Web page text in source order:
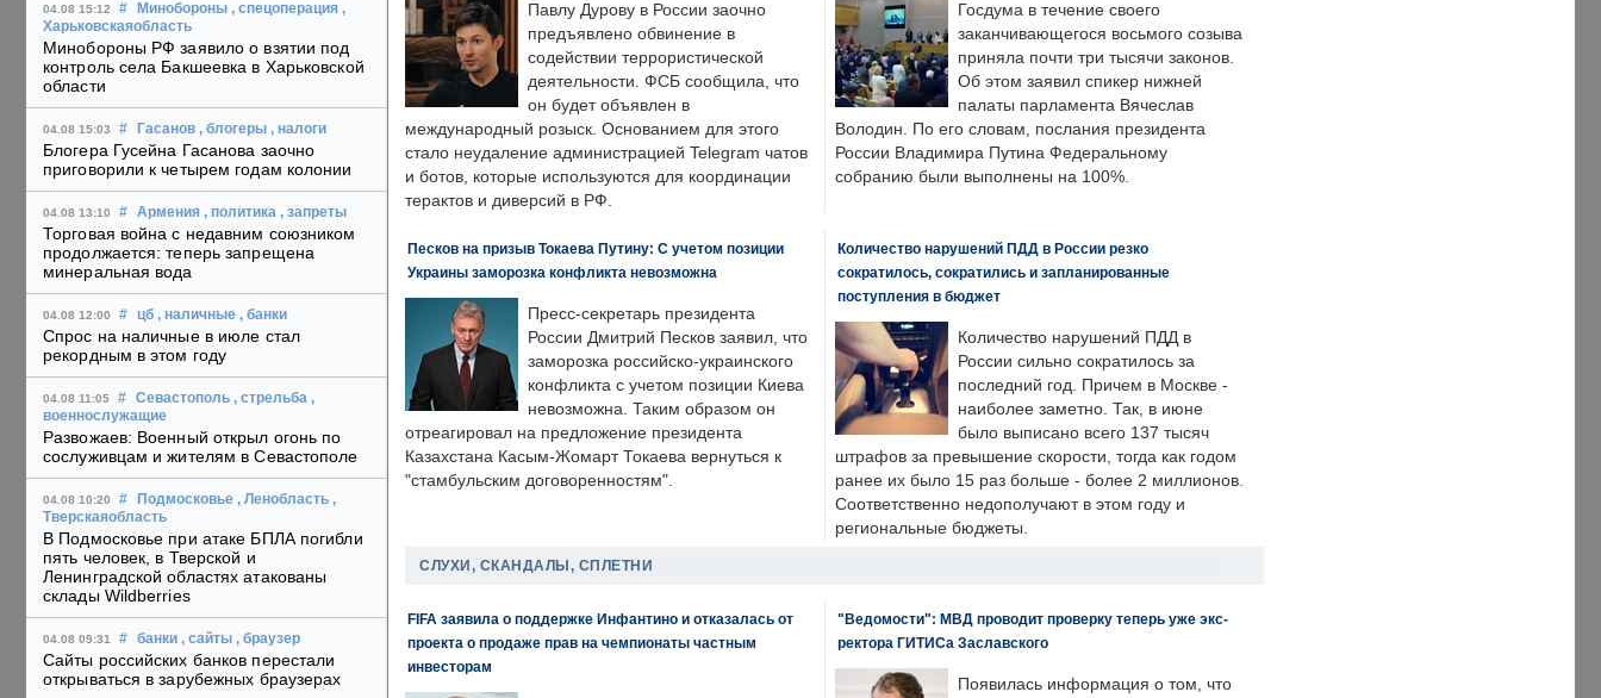
04.08 15:12 # Минобороны , спецоперация ,
Харьковскаяобласть
Минобороны РФ заявило о взятии под
контроль села Бакшеевка в Харьковской
области
04.08 15:03 # Гасанов , блогеры , налоги
Блогера Гусейна Гасанова заочно
приговорили к четырем годам колонии
04.08 13:10 # Армения , политика , запреты
Торговая война с недавним союзником
продолжается: теперь запрещена
минеральная вода
04.08 12:00 # цб , наличные , банки
Спрос на наличные в июле стал
рекордным в этом году
04.08 11:05 # Севастополь , стрельба ,
военнослужащие
Развожаев: Военный открыл огонь по
сослуживцам и жителям в Севастополе
04.08 10:20 # Подмосковье , Ленобласть ,
Тверскаяобласть
В Подмосковье при атаке БПЛА погибли
пять человек, в Тверской и
Ленинградской областях атакованы
склады Wildberries
04.08 09:31 # банки , сайты , браузер
Сайты российских банков перестали
открываться в зарубежных браузерах
Павлу Дурову в России заочно
предъявлено обвинение в
содействии террористической
деятельности. ФСБ сообщила, что
он будет объявлен в
международный розыск. Основанием для этого
стало неудаление администрацией Telegram чатов
и ботов, которые используются для координации
терактов и диверсий в РФ.
Госдума в течение своего
заканчивающегося восьмого созыва
приняла почти три тысячи законов.
Об этом заявил спикер нижней
палаты парламента Вячеслав
Володин. По его словам, послания президента
России Владимира Путина Федеральному
собранию были выполнены на 100%.
Песков на призыв Токаева Путину: С учетом позиции
Украины заморозка конфликта невозможна
Пресс-секретарь президента
России Дмитрий Песков заявил, что
заморозка российско-украинского
конфликта с учетом позиции Киева
невозможна. Таким образом он
отреагировал на предложение президента
Казахстана Касым-Жомарт Токаева вернуться к
"стамбульским договоренностям".
Количество нарушений ПДД в России резко
сократилось, сократились и запланированные
поступления в бюджет
Количество нарушений ПДД в
России сильно сократилось за
последний год. Причем в Москве -
наиболее заметно. Так, в июне
было выписано всего 137 тысяч
штрафов за превышение скорости, тогда как годом
ранее их было 15 раз больше - более 2 миллионов.
Соответственно недополучают в этом году и
региональные бюджеты.
СЛУХИ, СКАНДАЛЫ, СПЛЕТНИ
FIFA заявила о поддержке Инфантино и отказалась от
проекта о продаже прав на чемпионаты частным
инвесторам
"Ведомости": МВД проводит проверку теперь уже экс-
ректора ГИТИСа Заславского
Появилась информация о том, что